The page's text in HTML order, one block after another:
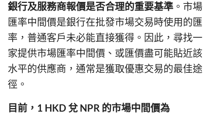
銀行及服務商報價是否合理的重要基準 。市場
匯率中間價是銀行在批發市場交易時使用的匯
率，普通客戶未必能直接獲得。因此，尋找一
家提供市場匯率中間價、或匯價盡可能貼近該
水平的供應商，通常是獲取優惠交易的最佳途
徑。
目前，1 HKD 兌 NPR 的市場中間價為